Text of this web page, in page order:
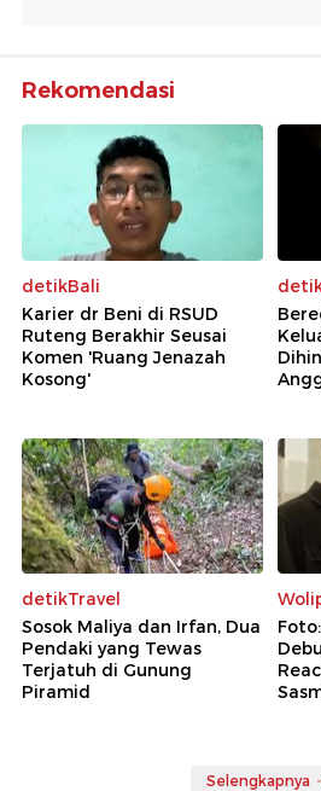
Rekomendasi
detikBali
Karier dr Beni di RSUD
Ruteng Berakhir Seusai
Komen 'Ruang Jenazah
Kosong'
detikTravel
Sosok Maliya dan Irfan, Dua
Pendaki yang Tewas
Terjatuh di Gunung
Piramid
Selengkapnya